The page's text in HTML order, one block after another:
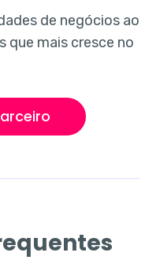
de negócios ao
que mais cresce no